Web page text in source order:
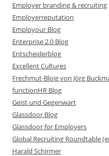
Employer branding & recruiting
Employerreputation
Employour Blog
Enterprise 2.0 Blog
Entscheiderblog
Excellent Cultures
Frechmut-Bloig von Jörg
functionHR Blog
Geist und Gegenwart
Glassdoor Blog
Glassdoor for Employers
Global Recruiting Roundtable
Harald Schirmer